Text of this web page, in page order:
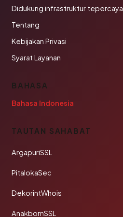
Didukung infrastruktur tepercaya
Tentang
Kebijakan Privasi
Syarat Layanan
BAHASA
Bahasa Indonesia
TAUTAN SAHABAT
ArgapuriSSL
PitalokaSec
DekorintWhois
AnakbornSSL